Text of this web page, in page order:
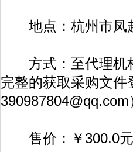
地点：杭州市凤起
方式：至代理机构
完整的获取采购文
390987804@qq.com
售价：￥300.0元